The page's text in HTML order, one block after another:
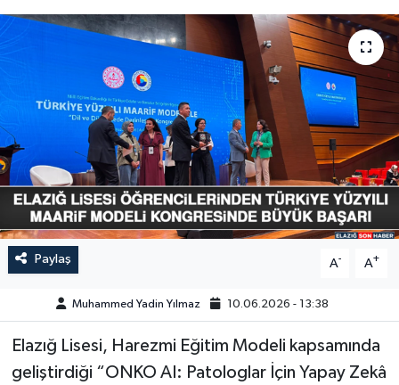
Paylaş A- A+
Muhammed Yadin Yılmaz 10.06.2026 - 13:38
Elazığ Lisesi, Harezmi Eğitim Modeli kapsamında
geliştirdiği “ONKO AI: Patologlar İçin Yapay Zekâ
HABERDE İNSAN
MAGAZİN
MEDYA
ÖZEL HABER
POLİTİKA
SPOR